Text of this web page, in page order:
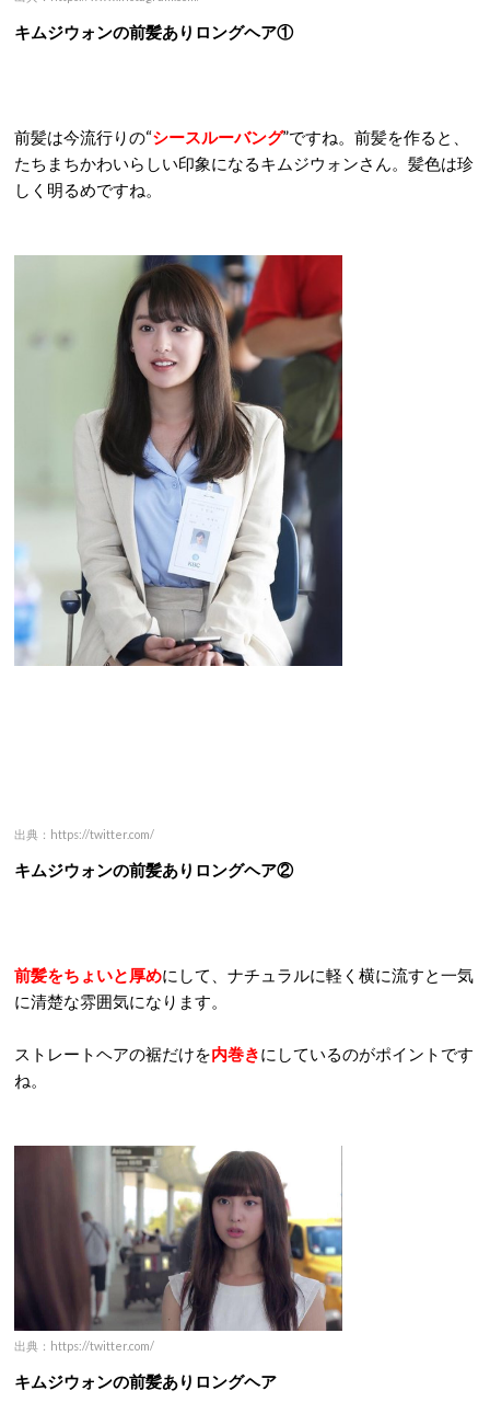
キムジウォンの前髪ありロングヘア①
前髪は今流行りの“シースルーバング”ですね。前髪を作ると、
たちまちかわいらしい印象になるキムジウォンさん。髪色は珍
しく明るめですね。
出典：https://twitter.com/
キムジウォンの前髪ありロングヘア②
前髪をちょいと厚めにして、ナチュラルに軽く横に流すと一気
に清楚な雰囲気になります。
ストレートヘアの裾だけを内巻きにしているのがポイントです
ね。
出典：https://twitter.com/
キムジウォンの前髪ありロングヘア